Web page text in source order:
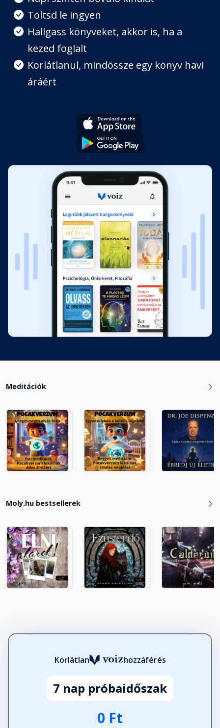
Mikor használjunk szavakat?
Fejezet hossza: 00:02:58
Empátia
Fejezet hossza: 00:02:46
Töltsd le ingyen
Hallgass könyveket, akkor is, ha a
kezed foglalt
Korlátlanul, mindössze egy könyv havi
áráért
Meditációk
Moly.hu bestsellerek
Korlátlan hozzáférés
7 nap próbaidőszak
0 Ft